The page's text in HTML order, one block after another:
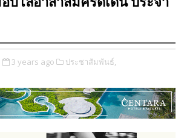
3 years ago ประชาสัมพันธ์,